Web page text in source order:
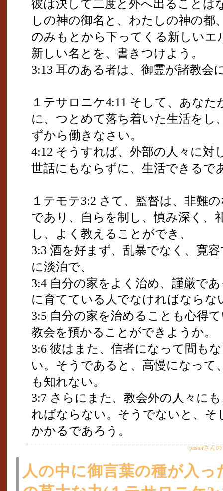
彼は決して二度と外へ出ることは
しの神の御名と、わたしの神の都
のみもとから下ってくる新しい
新しい名とを、書きつけよう。
3:13 耳のある者は、御霊が諸教会
１テサロニケ4:11 そして、あな
に、つとめて落ち着いた生活をし
ずから働きなさい。
4:12 そうすれば、外部の人々に対
世話にもならずに、生活できるで
１テモテ3:2 さて、監督は、非難
であり、自らを制し、慎み深く、
し、よく教えることができ、
3:3 酒を好まず、乱暴でなく、寛
に淡泊で、
3:4 自分の家をよく治め、謹厳で
に育てている人でなければならな
3:5 自分の家を治めることも心得
教会を預かることができようか。
3:6 彼はまた、信者になって間も
い。そうであると、高慢になって
も知れない。
3:7 さらにまた、教会外の人々に
ればならない。そうでないと、そ
かかるであろう。
pastorさん
人の中に御言葉の種が入